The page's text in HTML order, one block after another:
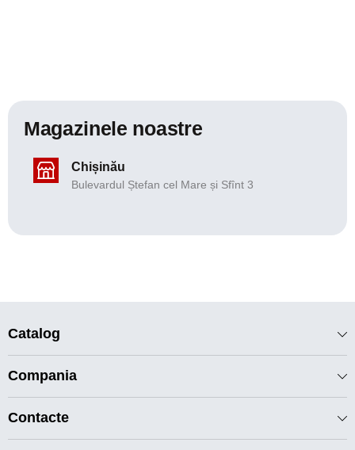
Magazinele noastre
Chișinău
Bulevardul Ștefan cel Mare și Sfînt 3
Catalog
Compania
Contacte